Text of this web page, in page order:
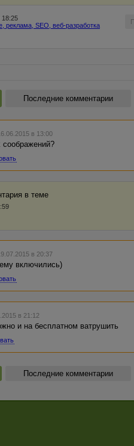
18:25
реклама, SEO, веб-разработка
Последние комментарии
в 13:00
соображений?
в темe
в 20:37
включились)
в 21:12
и на бесплатном ватрушить
Последние комментарии